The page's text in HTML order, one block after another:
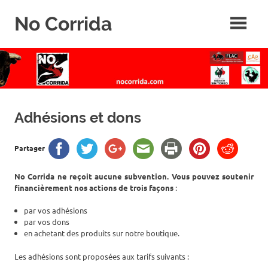
No Corrida
de
la
corrida
Adhésions et dons
Partager
No Corrida ne reçoit aucune subvention. Vous pouvez soutenir
financièrement nos actions de trois façons :
par vos adhésions
par vos dons
en achetant des produits sur notre boutique.
Les adhésions sont proposées aux tarifs suivants :